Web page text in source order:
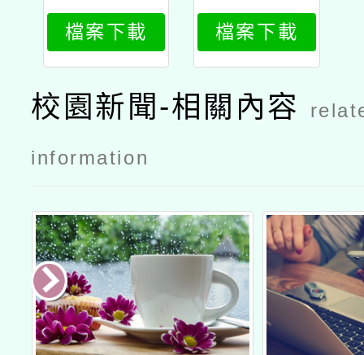
「2025年童
演童語兒童
閱讀推廣活
動」復興場
次公文
檔案下載 檔案下載
校園新聞-相關內容
information